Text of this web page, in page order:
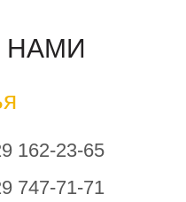
НАМИ
162-23-65
747-71-71